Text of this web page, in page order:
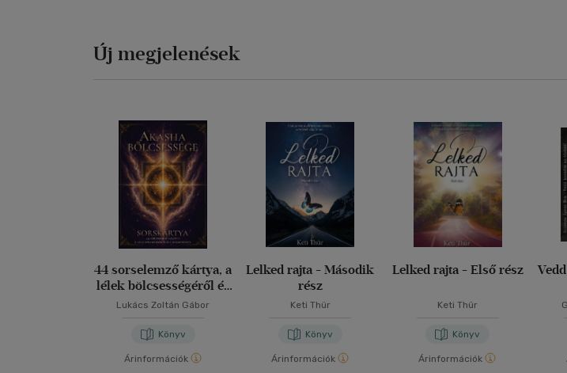
Új megjelenések
44 sorselemző kártya, a
lélek bölcsességéről és
a harmóniáról
Lukács Zoltán Gábor
Könyv
Árinformációk
Lelked rajta - Második
rész
Keti Thür
Könyv
Árinformációk
Lelked rajta - Első rész
Keti Thür
Könyv
Árinformációk